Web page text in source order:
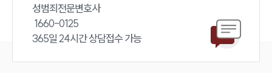
성범죄전문변호사
365일 24시간 상담접수 가능